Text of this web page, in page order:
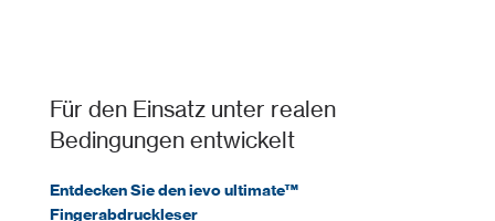
Für den Einsatz unter realen
Bedingungen entwickelt
Entdecken Sie den ievo ultimate™
Fingerabdruckleser